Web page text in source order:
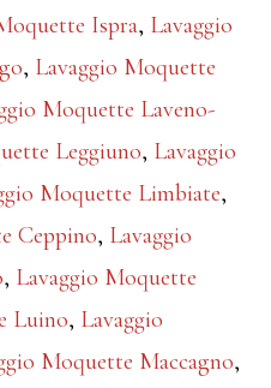
Ispra, Lavaggio
, Lavaggio Moquette
Moquette Laveno-
Leggiuno, Lavaggio
Moquette Limbiate,
Ceppino, Lavaggio
, Lavaggio Moquette
Luino, Lavaggio
Moquette Maccagno,